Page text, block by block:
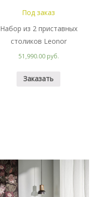
Под заказ
Набор из 2 приставных
столиков Leonor
51,990.00 руб.
Заказать